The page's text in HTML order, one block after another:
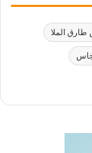
طارق الملا
جاس